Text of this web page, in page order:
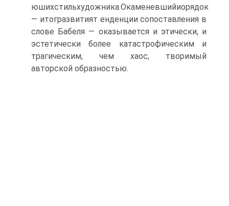
юшихстильхудожника.Окаменевшийиорядок
— итогразвитият енденции сопоставления в
слове Бабеля — оказывается и этически, и
эстетически более катастрофическим и
трагическим, чем хаос, творимый
авторской образностью.